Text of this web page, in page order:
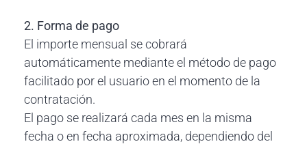
2. Forma de pago
El importe mensual se cobrará
automáticamente mediante el método de pago
facilitado por el usuario en el momento de la
contratación.
El pago se realizará cada mes en la misma
fecha o en fecha aproximada, dependiendo del